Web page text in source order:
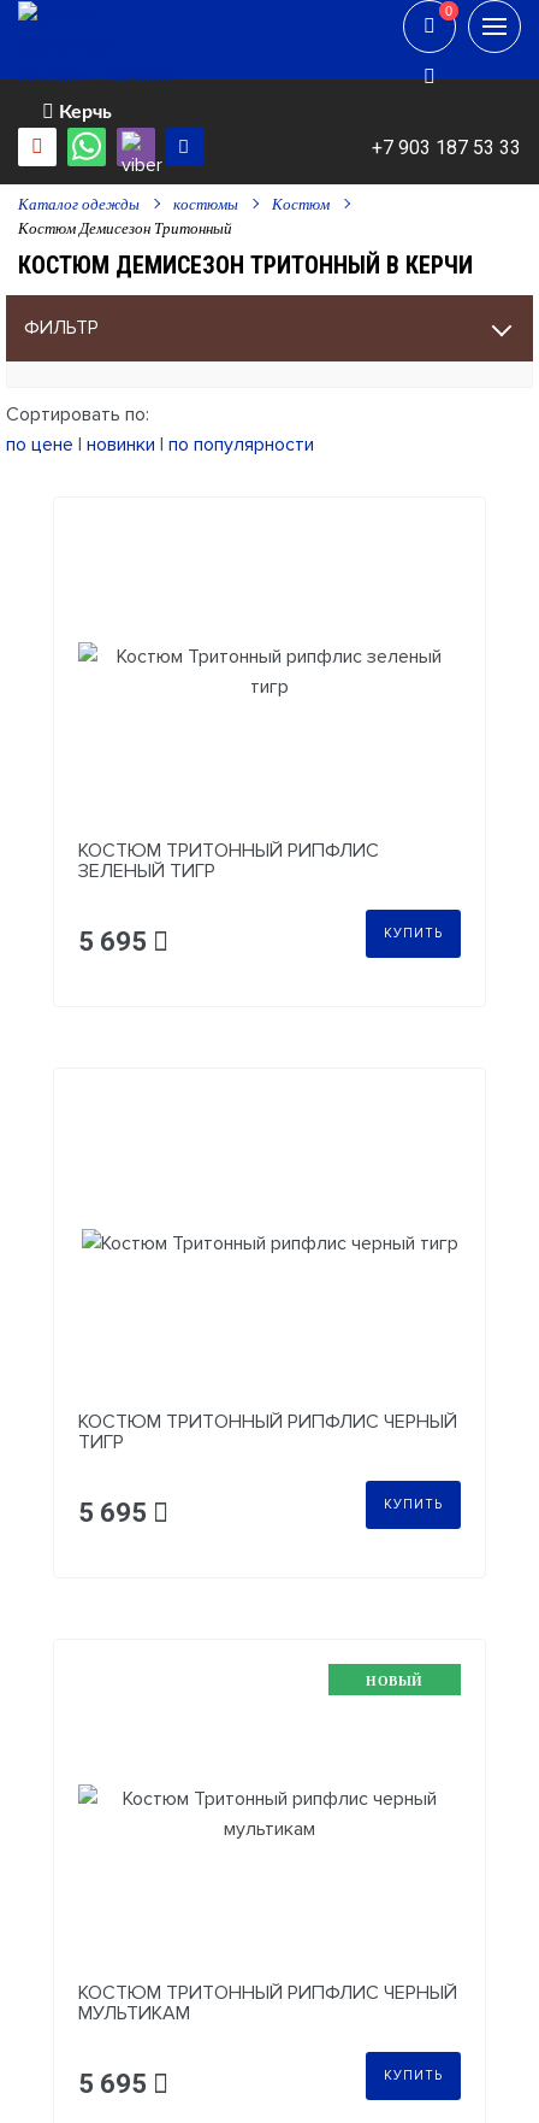
Керчь
+7 903 187 53 33
0
0
Каталог одежды костюмы
Костюм
Костюм Демисезон Тритонный
КОСТЮМ ДЕМИСЕЗОН ТРИТОННЫЙ В КЕРЧИ
ФИЛЬТР
Сортировать по:
по цене | новинки | по популярности
КОСТЮМ ТРИТОННЫЙ РИПФЛИС
ЗЕЛЕНЫЙ ТИГР
5 695 КУПИТЬ
КОСТЮМ ТРИТОННЫЙ РИПФЛИС ЧЕРНЫЙ
ТИГР
5 695 КУПИТЬ
НОВЫЙ
КОСТЮМ ТРИТОННЫЙ РИПФЛИС ЧЕРНЫЙ
МУЛЬТИКАМ
5 695 КУПИТЬ